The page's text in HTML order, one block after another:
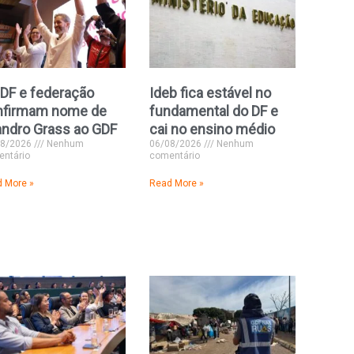
e federação
nome de
Grass ao GDF
2026
Nenhum
More »
Ideb fica estável no
fundamental do DF e
cai no ensino médio
06/08/2026
Nenhum
comentário
Read More »